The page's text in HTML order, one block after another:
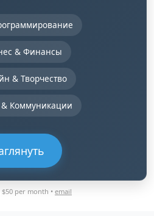
& Финансы
& Творчество
Коммуникации
per month •email